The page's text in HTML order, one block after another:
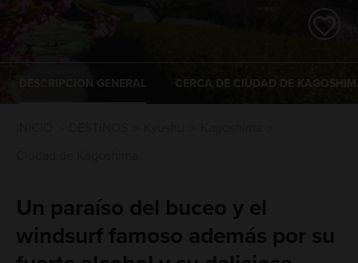
DESCRIPCIÓN GENERAL CERCA DE CIUDAD DE
Un paraíso del buceo y el
windsurf famoso además por su